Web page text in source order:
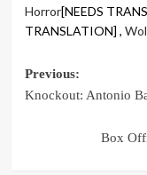
Horror[NEEDS
TRANSLATION] ,
Post
Previous:
Knockout: Antonio
Box